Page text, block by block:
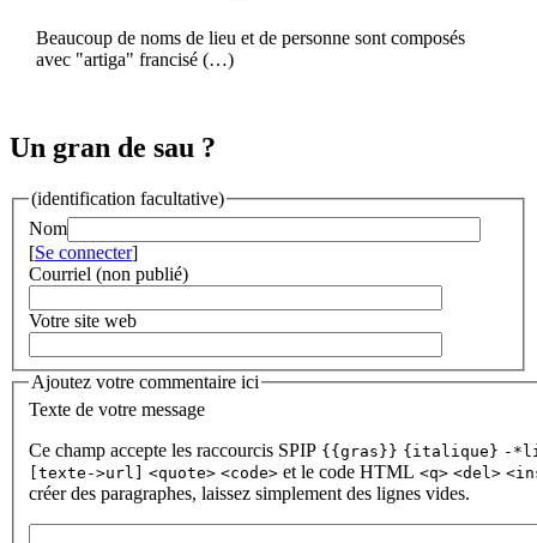
Beaucoup de noms de lieu et de personne sont composés
avec "artiga" francisé (…)
Un gran de sau ?
(identification facultative)
Nom
[Se connecter]
Courriel (non publié)
Votre site web
Ajoutez votre commentaire ici
Texte de votre message
Ce champ accepte les raccourcis SPIP {{gras}} {italique} -
[texte->url]
<quote> <code> et le code HTML <q> <del>
créer des paragraphes, laissez simplement des lignes vides.